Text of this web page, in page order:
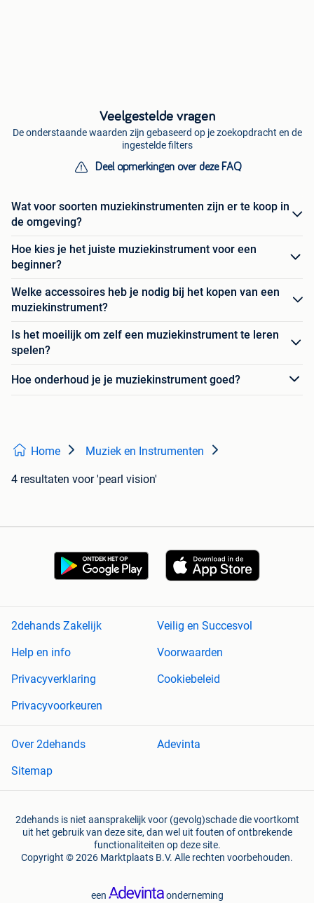
Veelgestelde vragen
De onderstaande waarden zijn gebaseerd op je zoekopdracht en de
ingestelde filters
Deel opmerkingen over deze FAQ
Wat voor soorten muziekinstrumenten zijn er te koop in
de omgeving?
Hoe kies je het juiste muziekinstrument voor een
beginner?
Welke accessoires heb je nodig bij het kopen van een
muziekinstrument?
Is het moeilijk om zelf een muziekinstrument te leren
spelen?
Hoe onderhoud je je muziekinstrument goed?
Home Muziek en Instrumenten
4 resultaten voor 'pearl vision'
2dehands Zakelijk
Veilig en Succesvol
Help en info
Voorwaarden
Privacyverklaring
Cookiebeleid
Privacyvoorkeuren
Over 2dehands
Adevinta
Sitemap
2dehands is niet aansprakelijk voor (gevolg)schade die voortkomt
uit het gebruik van deze site, dan wel uit fouten of ontbrekende
functionaliteiten op deze site.
Copyright © 2026 Marktplaats B.V. Alle rechten voorbehouden.
een onderneming